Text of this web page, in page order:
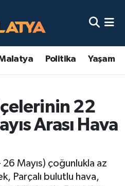
Politika Yaşam
22
Arası Hava
Mayıs) çoğunlukla az
Parçalı bulutlu hava,
Haritası
Durumu ve Fikstür